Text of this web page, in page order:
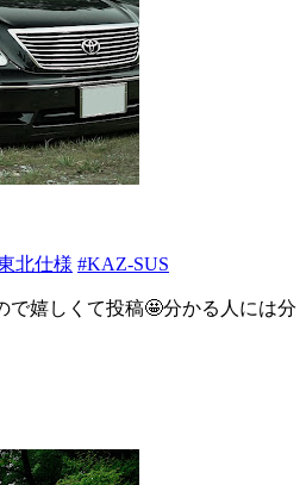
北仕様 #KAZ-SUS
で嬉しくて投稿🤩分かる人には分